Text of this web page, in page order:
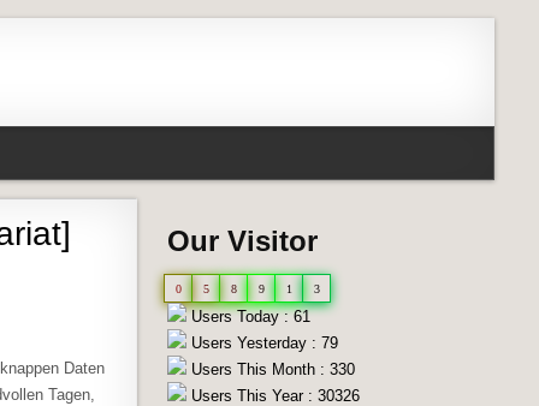
Daten
Tagen,
Our Visitor
0 5 8 9 1 3
Users Today : 61
Users Yesterday : 79
Users This Month : 330
Users This Year : 30326